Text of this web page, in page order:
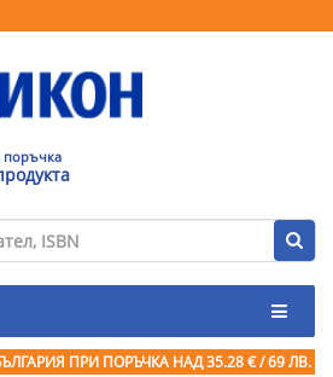
поръчка
ПРИ ПОРЪЧКА НАД 35.28 € / 69 ЛВ.